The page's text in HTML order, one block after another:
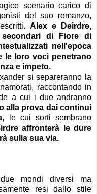
scenario carico di
del suo romanzo,
Alex e Deirdre,
di Fiore di
nell'epoca
le loro voci penetrano
e impeto.
si separeranno la
raccontando in
a cui i due andranno
alla prova dai continui
, le cui sorti sembrano
affronterà le dure
sulla sua via.
mondi diversi ma
resi dallo stile